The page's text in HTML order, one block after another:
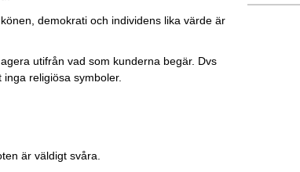
demokrati och individens lika värde är
utifrån vad som kunderna begär. Dvs
religiösa symboler.
är väldigt svåra.